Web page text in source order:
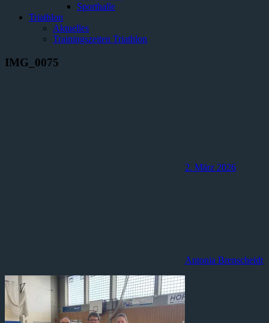
Sporthalle
Triathlon
Aktuelles
Trainingszeiten Triathlon
IMG_0075
2. März 2026
Antonia Brenscheidt